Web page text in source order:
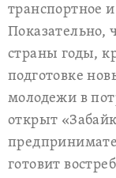
транспортное
Показательно,
страны годы,
подготовке
молодежи в
открыт
готовит